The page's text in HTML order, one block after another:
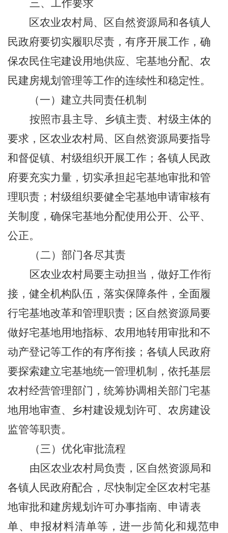
三、工作要求
区农业农村局、区自然资源局和各镇人
民政府要切实履职尽责，有序开展工作，确
保农民住宅建设用地供应、宅基地分配、农
民建房规划管理等工作的连续性和稳定性。
（一）建立共同责任机制
按照市县主导、乡镇主责、村级主体的
要求，区农业农村局、
区自然资源局要指导
和督促镇、村级组织开展工作；各镇人民政
府要充实力量，切实承担起宅基地审批和管
理职责；村级组织要健全宅基地申请审核有
关制度，确保宅基地分配使用公开、公平、
公正。
（二）部门各尽其责
区农业农村局要主动担当，做好工作衔
接，健全机构队伍，落实保障条件，全面履
行宅基地改革和管理职责；区自然资源局要
做好宅基地用地指标、农用地转用审批和不
动产登记等工作的有序衔接；各镇人民政府
要探索建立宅基地统一管理机制，依托基层
农村经营管理部门，统筹协调相关部门宅基
地用地审查、乡村建设规划许可、农房建设
监管等职责。
（三）优化审批流程
由区农业农村局负责，区自然资源局和
各镇人民政府配合，尽快制定全区农村宅基
地审批和建房规划许可办事指南、 申请表
单、申报材料清单等，进一步简化和规范申